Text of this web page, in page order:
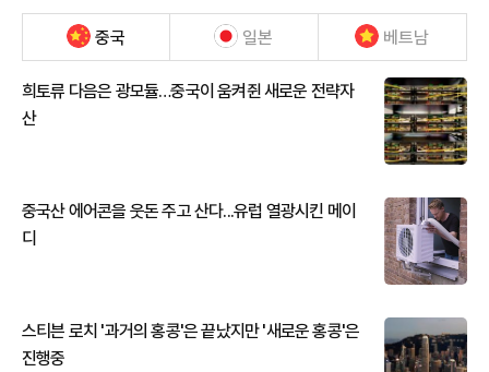
중국 일본 베트남
희토류 다음은 광모듈…중국이 움켜쥔 새로운 전략자
산
중국산 에어콘을 웃돈 주고 산다...유럽 열광시킨 메이
디
스티븐 로치 '과거의 홍콩'은 끝났지만 '새로운 홍콩'은
진행중